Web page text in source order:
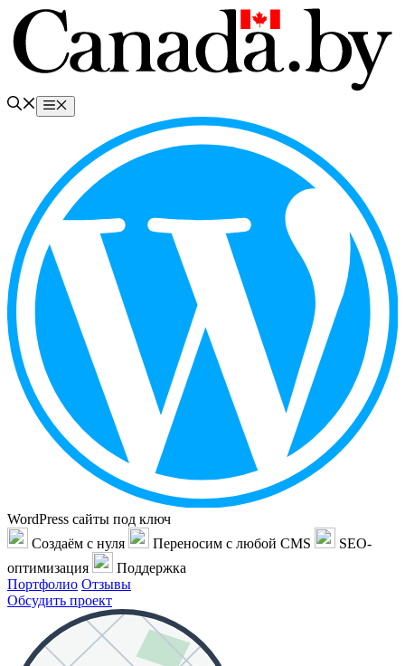
Перейти
содержимому
Меню
WordPress сайты под ключ
Создаём с нуля
Переносим с любой CMS
SEO-
оптимизация
Поддержка
Портфолио Отзывы
Обсудить проект